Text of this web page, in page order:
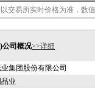
交易所实时价格为准，数
公司概况>>详细
集团股份有限公司
业